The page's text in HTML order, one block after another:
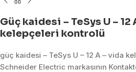
Güç kaidesi – TeSys U – 12
kelepçeleri kontrolü
güç kaidesi – TeSys U – 12 A – vida
Schneider Electric markasının